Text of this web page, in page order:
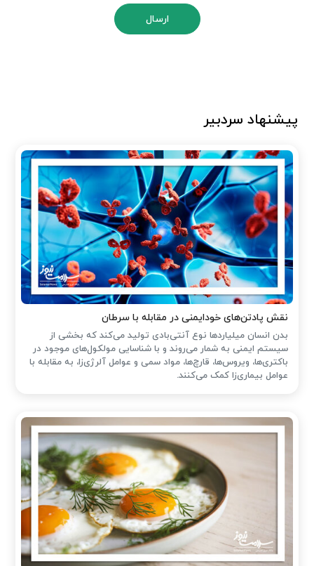
ارسال
پیشنهاد سردبیر
نقش پادتن‌های خودایمنی در مقابله با سرطان
بدن انسان میلیاردها نوع آنتی‌بادی تولید می‌کند که بخشی از
سیستم ایمنی به شمار می‌روند و با شناسایی مولکول‌های موجود در
باکتری‌ها، ویروس‌ها، قارچ‌ها، مواد سمی و عوامل آلرژی‌زا، به مقابله با
عوامل بیماری‌زا کمک می‌کنند.